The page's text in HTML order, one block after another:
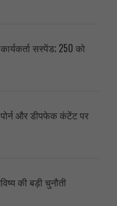
सस्पेंड; 250 को
पोर्न और डीपफेक कंटेंट पर
की बड़ी चुनौती